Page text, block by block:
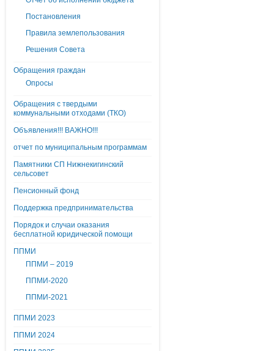
Постановления
Правила землепользования
Решения Совета
Обращения граждан
Опросы
Обращения с твердыми
коммунальными отходами (ТКО)
Объявления!!! ВАЖНО!!!
отчет по муниципальным программам
Памятники СП Нижнекигинский
сельсовет
Пенсионный фонд
Поддержка предпринимательства
Порядок и случаи оказания
бесплатной юридической помощи
ППМИ
ППМИ – 2019
ППМИ-2020
ППМИ-2021
ППМИ 2023
ППМИ 2024